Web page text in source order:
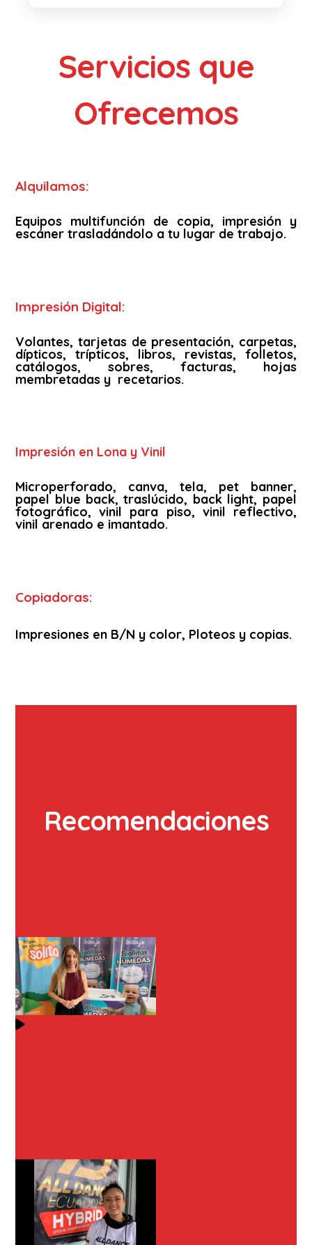
Servicios que
Ofrecemos
Alquilamos:
Equipos multifunción de copia, impresión y
escáner trasladándolo a tu lugar de trabajo.
Impresión Digital:
Volantes, tarjetas de presentación, carpetas,
dípticos, trípticos, libros, revistas, folletos,
catálogos, sobres, facturas, hojas
membretadas y recetarios.
Impresión en Lona y Vinil
Microperforado, canva, tela, pet banner,
papel blue back, traslúcido, back light, papel
fotográfico, vinil para piso, vinil reflectivo,
vinil arenado e imantado.
Copiadoras:
Impresiones en B/N y color, Ploteos y copias.
Recomendaciones